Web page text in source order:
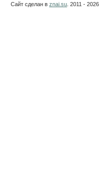
Сайт сделан в znai.su . 2011 - 2026